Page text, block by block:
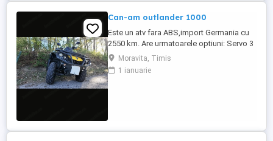
Can-am outlander 1000
Este un atv fara ABS,import Germania cu
2550 km. Are urmatoarele optiuni: Servo 3
nivele Suspensie FOX cu rebound Bullbar
fata Bullbar spate Handguardurile Can am
Jante beadlock
Moravita, Timis
1 ianuarie